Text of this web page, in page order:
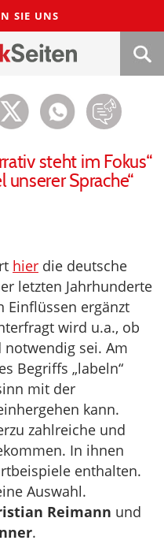
SIE UNS
steht im Fokus“
Sprache“
hier die deutsche
letzten Jahrhunderte
ergänzt
wird u.a., ob
sei. Am
Begriffs „labeln“
mit der
kann.
zahlreiche und
In ihnen
enthalten.
Auswahl.
Reimann und
.